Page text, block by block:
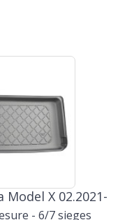
X 02.2021-
- 6/7 sieges